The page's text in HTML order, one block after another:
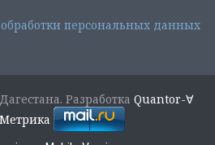
персональных данных
РазработкаQuantor-∀